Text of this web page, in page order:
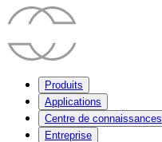
Produits
Applications
Centre de connaissances
Entreprise